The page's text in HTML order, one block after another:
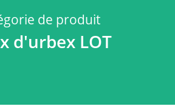
de produit
d'urbex LOT